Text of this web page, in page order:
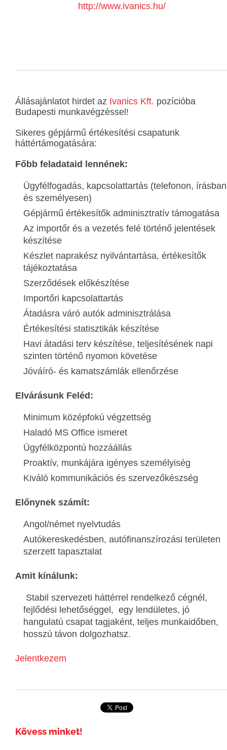
http://www.ivanics.hu/
Állásajánlatot hirdet az Ivanics Kft. pozícióba
Budapesti munkavégzéssel!
Sikeres gépjármű értékesítési csapatunk
háttértámogatására:
Főbb feladataid lennének:
Ügyfélfogadás, kapcsolattartás (telefonon, írásban
és személyesen)
Gépjármű értékesítők adminisztratív támogatása
Az importőr és a vezetés felé történő jelentések
készítése
Készlet naprakész nyilvántartása, értékesítők
tájékoztatása
Szerződések előkészítése
Importőri kapcsolattartás
Átadásra váró autók adminisztrálása
Értékesítési statisztikák készítése
Havi átadási terv készítése, teljesítésének napi
szinten történő nyomon követése
Jóváíró- és kamatszámlák ellenőrzése
Elvárásunk Feléd:
Minimum középfokú végzettség
Haladó MS Office ismeret
Ügyfélközpontú hozzáállás
Proaktív, munkájára igényes személyiség
Kiváló kommunikációs és szervezőkészség
Előnynek számít:
Angol/német nyelvtudás
Autókereskedésben, autófinanszírozási területen
szerzett tapasztalat
Amit kínálunk:
Stabil szervezeti háttérrel rendelkező cégnél,
fejlődési lehetőséggel, egy lendületes, jó
hangulatú csapat tagjaként, teljes munkaidőben,
hosszú távon dolgozhatsz.
Jelentkezem
Kövess minket!